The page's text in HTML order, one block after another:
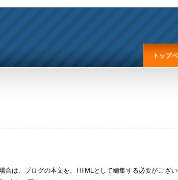
トップ
は、ブログの本文を、HTMLとして編集する必要がござ